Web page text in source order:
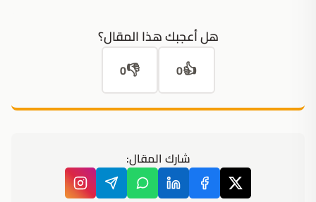
هل أعجبك هذا المقال؟
👍
0
👎
0
شارك المقال: